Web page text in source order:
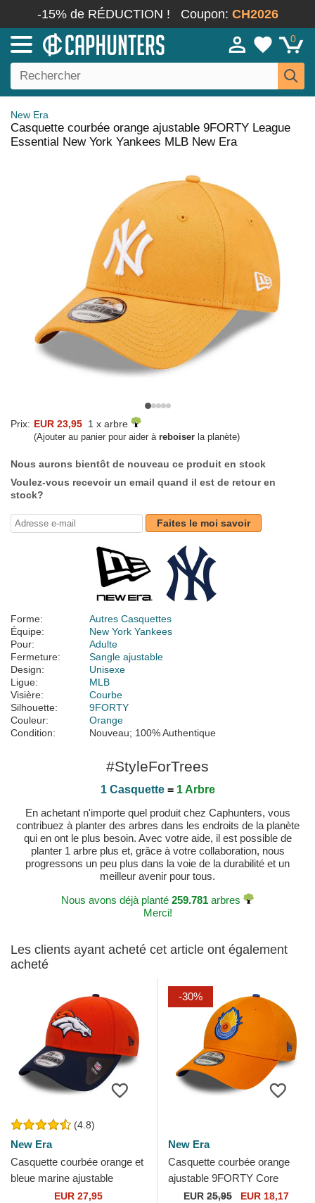
-15% de RÉDUCTION ! Coupon: CH2026
0
New Era
Casquette courbée orange ajustable 9FORTY League
Essential New York Yankees MLB New Era
Prix: EUR 23,95 1 x arbre
(Ajouter au panier pour aider à reboiser la planète)
Nous aurons bientôt de nouveau ce produit en stock
Voulez-vous recevoir un email quand il est de retour en
stock?
Faites le moi savoir
Forme:
Autres Casquettes
Équipe:
New York Yankees
Pour:
Adulte
Fermeture:
Sangle ajustable
Design:
Unisexe
Ligue:
MLB
Visière:
Courbe
Silhouette:
9FORTY
Couleur:
Orange
Condition:
Nouveau; 100% Authentique
#StyleForTrees
1 Casquette= 1 Arbre
En achetant n'importe quel produit chez Caphunters, vous
contribuez à planter des arbres dans les endroits de la planète
qui en ont le plus besoin. Avec votre aide, il est possible de
planter 1 arbre plus et, grâce à votre collaboration, nous
progressons un peu plus dans la voie de la durabilité et un
meilleur avenir pour tous.
Nous avons déjà planté 259.781 arbres
Merci!
Les clients ayant acheté cet article ont également
acheté
(4.8)
New Era
Casquette courbée orange et
bleue marine ajustable
9FORTY The League Denver
EUR 27,95
-30%
New Era
Casquette courbée orange
ajustable 9FORTY Core
Saiyans FC Kings League
EUR 25,95 EUR 18,17